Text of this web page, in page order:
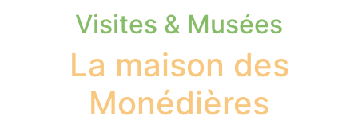
Visites & Musées
La maison des
Monédières